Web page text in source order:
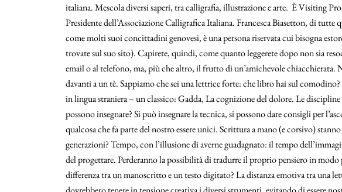
italiana. Mescola diversi saperi, tra calligrafia, illustrazione e arte. È Visiting
Presidente dell’Associazione Calligrafica Italiana. Francesca Biasetton, di tutte
come molti suoi concittadini genovesi, è una persona riservata cui bisogna
trovate sul suo sito). Capirete, quindi, come quanto leggerete dopo non sia
email o al telefono, ma, più che altro, il frutto di un’amichevole
davanti a un tè. Sappiamo che sei una lettrice forte: che libro hai sul
in lingua straniera – un classico: Gadda, La cognizione del dolore. Le
possono insegnare? Si può insegnare la tecnica, si possono dare consigli per
qualcosa che fa parte del nostro essere unici. Scrittura a mano (e corsivo)
generazioni? Tempo, con l’illusione di averne guadagnato: il tempo
del progettare. Perderanno la possibilità di tradurre il proprio pensiero in modo
differenza tra un manoscritto e un testo digitato? La distanza emotiva tra una